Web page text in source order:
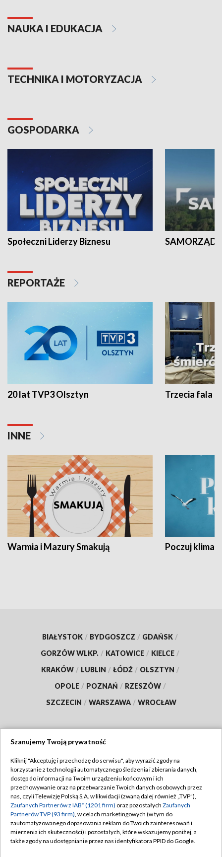
NAUKA I EDUKACJA
TECHNIKA I MOTORYZACJA
GOSPODARKA
Społeczni Liderzy Biznesu SAMORZĄD
REPORTAŻE
20 lat TVP3 Olsztyn Trzecia fala -
INNE
Warmia i Mazury Smakują Poczuj klimat
BIAŁYSTOK / BYDGOSZCZ / GDAŃSK /
GORZÓW WLKP. / KATOWICE / KIELCE /
KRAKÓW / LUBLIN / ŁÓDŹ / OLSZTYN /
OPOLE / POZNAŃ / RZESZÓW /
SZCZECIN / WARSZAWA / WROCŁAW
TVP
Abonament TVP
Emisja w TVP
Centrum informacji TVP
Naziemna Telewizja Cyfrowa
Regulamin TVP
Polityka prywatności
Moje zgody
Pomoc
Szanujemy Twoją prywatność
Kliknij "Akceptuję i przechodzę do serwisu", aby wyrazić zgody na
korzystanie z technologii automatycznego śledzenia i zbierania danych,
dostęp do informacji na Twoim urządzeniu końcowym i ich
przechowywanie oraz na przetwarzanie Twoich danych osobowych przez
nas, czyli Telewizję Polską S.A. w likwidacji (zwaną dalej również „TVP”),
Zaufanych Partnerów z IAB* (1201 firm) oraz pozostałych Zaufanych
Partnerów TVP (93 firm), w celach marketingowych (w tym do
zautomatyzowanego dopasowania reklam do Twoich zainteresowań i
mierzenia ich skuteczności) i pozostałych, które wskazujemy poniżej, a
także zgody na udostępnianie przez nas identyfikatora PPID do Google.